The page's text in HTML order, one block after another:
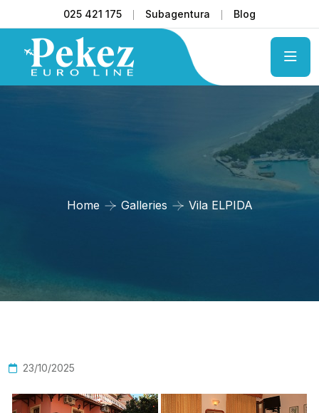
025 421 175 Subagentura Blog
Home Galleries Vila ELPIDA
23/10/2025